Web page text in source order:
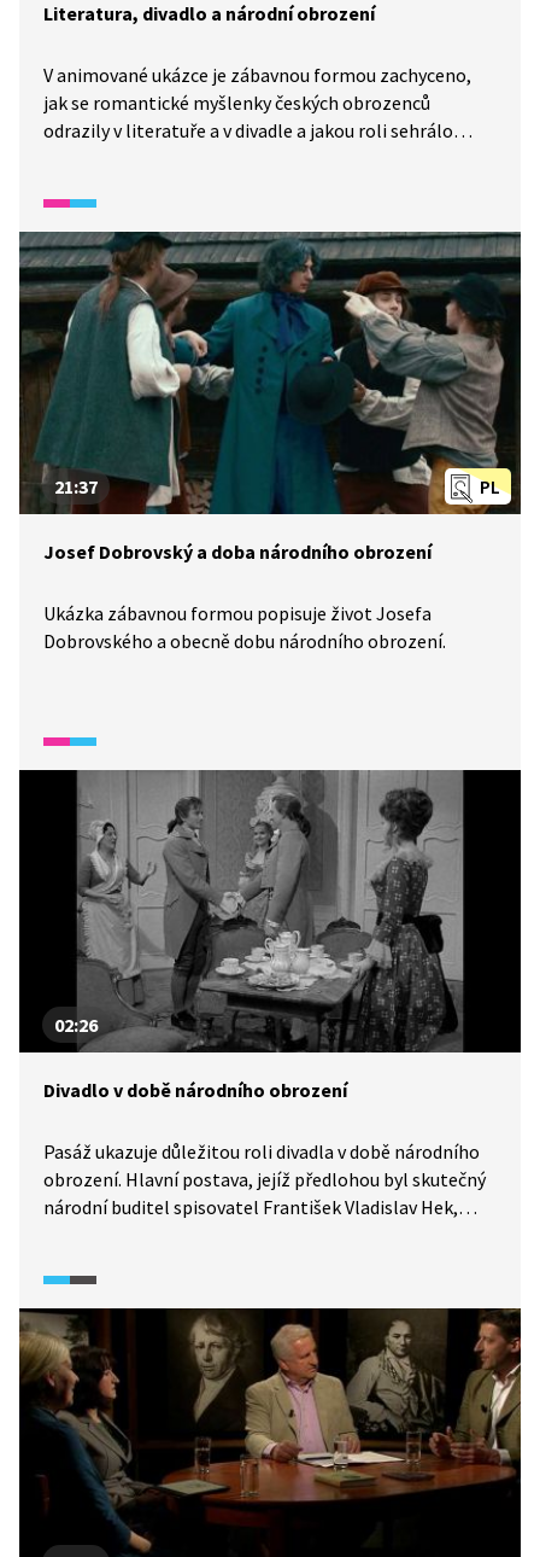
Literatura, divadlo a národní obrození
V animované ukázce je zábavnou formou zachyceno,
jak se romantické myšlenky českých obrozenců
odrazily v literatuře a v divadle a jakou roli sehrálo
PL
21:37
Josef Dobrovský a doba národního obrození
Ukázka zábavnou formou popisuje život Josefa
Dobrovského a obecně dobu národního obrození.
02:26
Divadlo v době národního obrození
Pasáž ukazuje důležitou roli divadla v době národního
obrození. Hlavní postava, jejíž předlohou byl skutečný
národní buditel spisovatel František Vladislav Hek,
Stavovské) divadlo.